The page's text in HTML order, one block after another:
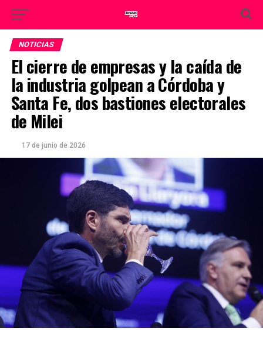
NOTICIAS
El cierre de empresas y la caída de
la industria golpean a Córdoba y
Santa Fe, dos bastiones electorales
de Milei
17 de junio de 2026